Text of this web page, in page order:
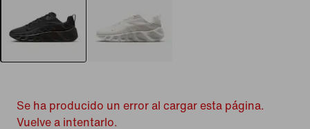
Se ha producido un error al cargar esta página.
Vuelve a intentarlo.